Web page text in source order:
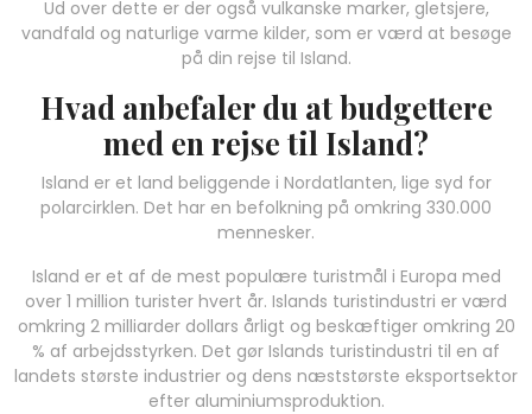
Ud over dette er der også vulkanske marker, gletsjere,
vandfald og naturlige varme kilder, som er værd at besøge
på din rejse til Island.
Hvad anbefaler du at budgettere
med en rejse til Island?
Island er et land beliggende i Nordatlanten, lige syd for
polarcirklen. Det har en befolkning på omkring 330.000
mennesker.
Island er et af de mest populære turistmål i Europa med
over 1 million turister hvert år. Islands turistindustri er værd
omkring 2 milliarder dollars årligt og beskæftiger omkring 20
% af arbejdsstyrken. Det gør Islands turistindustri til en af
landets største industrier og dens næststørste eksportsektor
efter aluminiumsproduktion.